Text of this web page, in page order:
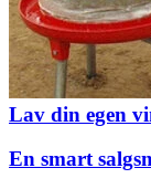
Lav din egen
En smart